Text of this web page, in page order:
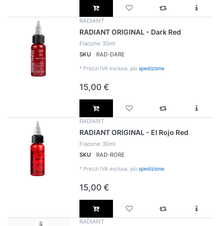
RADIANT
RADIANT ORIGINAL - Dark Red
Flacone 30ml
SKU
RAD-DARE
* Prezzi IVA esclusa, più spedizione.
15,00 €
RADIANT
RADIANT ORIGINAL - El Rojo Red
Flacone 30ml
SKU
RAD-RORE
* Prezzi IVA esclusa, più spedizione.
15,00 €
RADIANT